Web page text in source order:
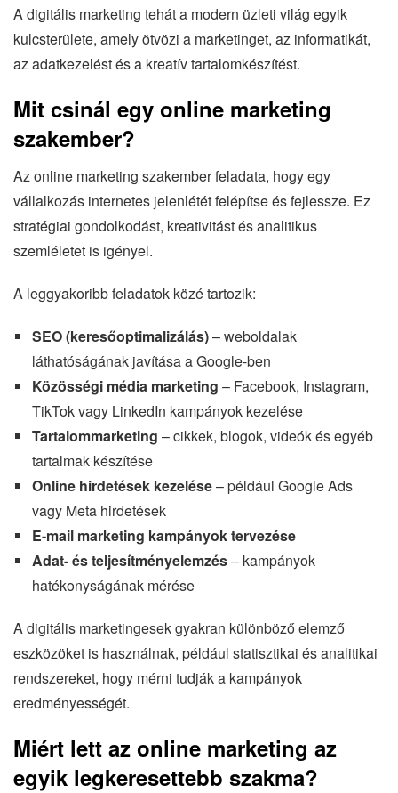
A digitális marketing tehát a modern üzleti világ egyik
kulcsterülete, amely ötvözi a marketinget, az informatikát,
az adatkezelést és a kreatív tartalomkészítést.
Mit csinál egy online marketing
szakember?
Az online marketing szakember feladata, hogy egy
vállalkozás internetes jelenlétét felépítse és fejlessze. Ez
stratégiai gondolkodást, kreativitást és analitikus
szemléletet is igényel.
A leggyakoribb feladatok közé tartozik:
SEO (keresőoptimalizálás)– weboldalak
láthatóságának javítása a Google-ben
Közösségi média marketing – Facebook, Instagram,
TikTok vagy LinkedIn kampányok kezelése
Tartalommarketing – cikkek, blogok, videók és egyéb
tartalmak készítése
Online hirdetések kezelése– például Google Ads
vagy Meta hirdetések
E-mail marketing kampányok tervezése
Adat- és teljesítményelemzés– kampányok
hatékonyságának mérése
A digitális marketingesek gyakran különböző elemző
eszközöket is használnak, például statisztikai és analitikai
rendszereket, hogy mérni tudják a kampányok
eredményességét.
Miért lett az online marketing az
egyik legkeresettebb szakma?